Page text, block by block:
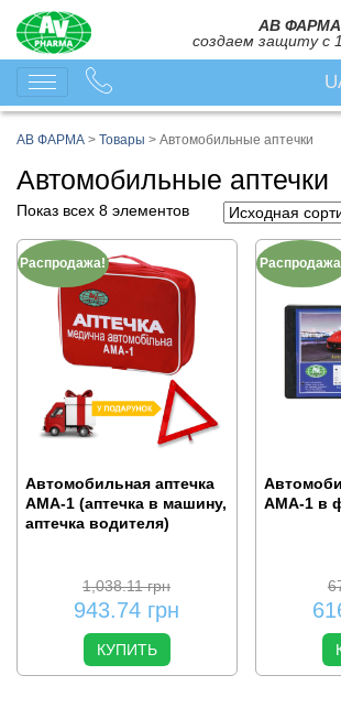
АВ ФАРМА
создаем защиту с
АВ ФАРМА > Товары > Автомобильные аптечки
Автомобильные аптечки
Показ всех 8 элементов
Распродажа!
Автомобильная аптечка
АМА-1 (аптечка в машину,
аптечка водителя)
1,038.11грн
943.74 грн
КУПИТЬ
АМА-1 в